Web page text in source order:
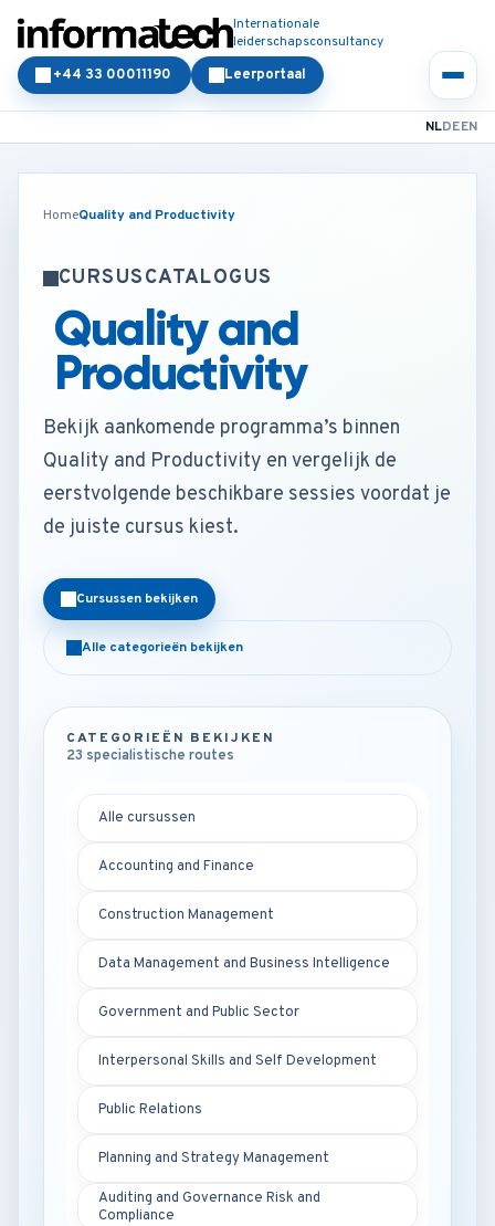
Internationale
leiderschapsconsultancy
Leerportaal
+44 33 00011190
NLDEEN
HomeQuality and Productivity
CURSUSCATALOGUS
Quality and
Productivity
Bekijk aankomende programma’s binnen
Quality and Productivity en vergelijk de
eerstvolgende beschikbare sessies voordat je
de juiste cursus kiest.
Cursussen bekijken
Alle categorieën bekijken
CATEGORIEËN BEKIJKEN
23 specialistische routes
Alle cursussen
Accounting and Finance
Construction Management
Data Management and Business Intelligence
Government and Public Sector
Interpersonal Skills and Self Development
Public Relations
Planning and Strategy Management
Auditing and Governance Risk and
Compliance